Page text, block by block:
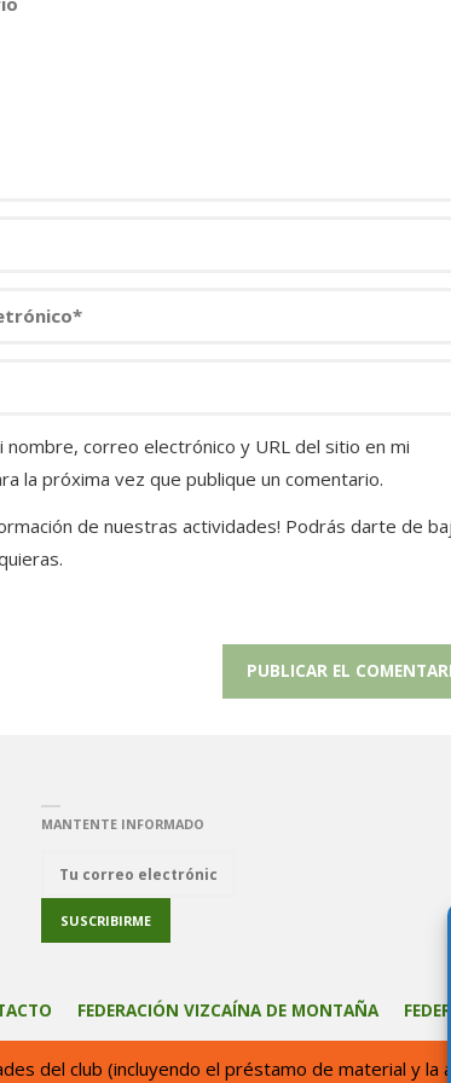
del club (incluyendo el préstamo de material y
nombre, correo electrónico y URL del sitio en mi
la próxima vez que publique un comentario.
de nuestras actividades! Podrás darte de
MANTENTE INFORMADO
FEDERACIÓN VIZCAÍNA DE MONTAÑA